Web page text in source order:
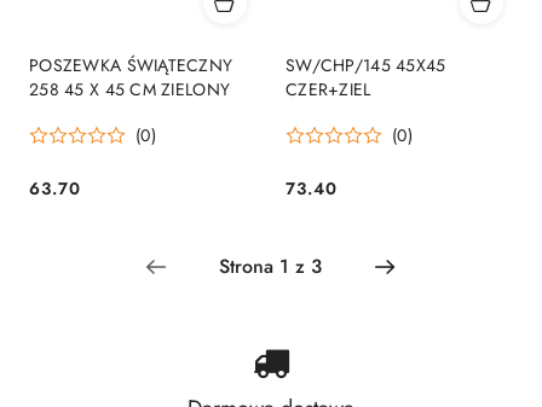
POSZEWKA ŚWIĄTECZNY
258 45 X 45 CM ZIELONY
(0)
Cena:
63.70
SW/CHP/145 45X45
CZER+ZIEL
(0)
Cena:
73.40